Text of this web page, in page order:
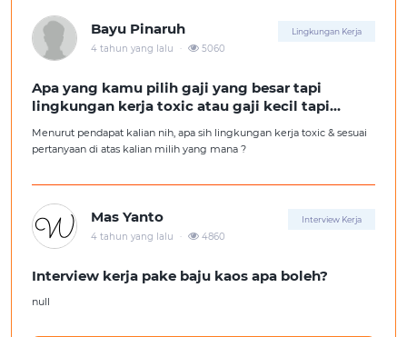
Bayu Pinaruh Lingkungan Kerja
4 tahun yang lalu . 5060
Apa yang kamu pilih gaji yang besar tapi
lingkungan kerja toxic atau gaji kecil tapi
Menurut pendapat kalian nih, apa sih lingkungan kerja toxic & sesuai
pertanyaan di atas kalian milih yang mana ?
Mas Yanto Interview Kerja
4 tahun yang lalu . 4860
Interview kerja pake baju kaos apa boleh?
null